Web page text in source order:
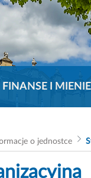
FINANSE I MIENIE
o jednostce